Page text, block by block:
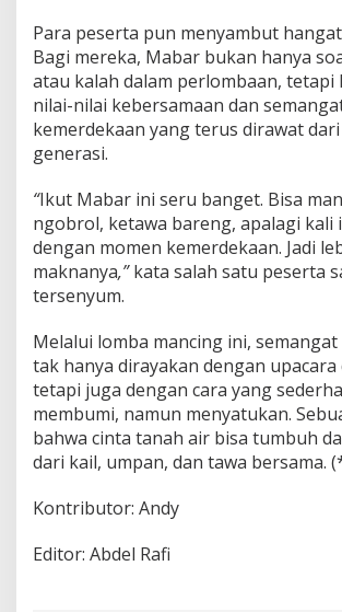
Para peserta pun menyambut
Bagi mereka, Mabar bukan hanya
atau kalah dalam perlombaan, tetapi
nilai-nilai kebersamaan dan
kemerdekaan yang terus dirawat
generasi.
“Ikut Mabar ini seru banget. Bisa
ngobrol, ketawa bareng, apalagi kali
dengan momen kemerdekaan. Jadi
maknanya,”kata salah satu peserta
tersenyum.
Melalui lomba mancing ini,
tak hanya dirayakan dengan upacara
tetapi juga dengan cara yang
membumi, namun menyatukan.
bahwa cinta tanah air bisa tumbuh
dari kail, umpan, dan tawa bersama.
Kontributor: Andy
Editor: Abdel Rafi